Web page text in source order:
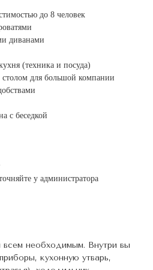
до 8 человек
диванами
(техника и посуда)
столом для большой компании
с беседкой
у администратора
необходимым. Внутри вы
кухонную утварь,